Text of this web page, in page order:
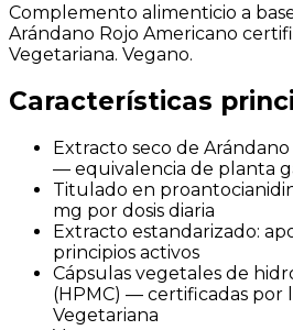
Complemento alimenticio a
Arándano Rojo Americano
Vegetariana. Vegano.
Características
Extracto seco de Arándano
— equivalencia de planta
Titulado en
mg por dosis diaria
Extracto estandarizado:
principios activos
Cápsulas vegetales de
(HPMC) — certificadas por
Vegetariana